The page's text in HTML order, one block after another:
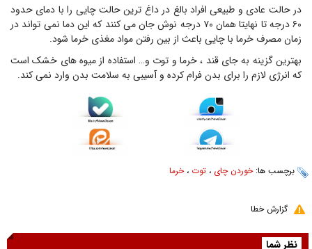
در حالت عادی و طبیعی افراد بالغ در داغ ترین حالت چایی را با دمای حدود
۶۰ درجه تا نهایتا همان ۷۰ درجه نوش جان می کنند که این دما نمی تواند در
زمان مصرف خرما با چایی باعث از بین رفتن مواد مغذی خرما شود.
بهترین گزینه به جای قند ، خرما و توت و… استفاده از میوه های خشک است
که انرژی لازم را برای بدن فرام کرده و آسیبی به سلامت بدن وارد نمی کند.
برچسب ها:خوردن چای ، توت ،خرما
گزارش خطا
نظر شما